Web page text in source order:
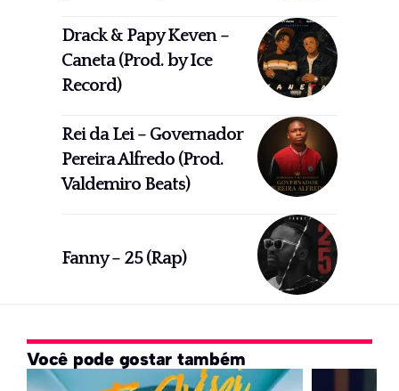
Drack & Papy Keven –
Caneta (Prod. by Ice
Record)
Rei da Lei – Governador
Pereira Alfredo (Prod.
Valdemiro Beats)
Fanny – 25 (Rap)
Você pode gostar também